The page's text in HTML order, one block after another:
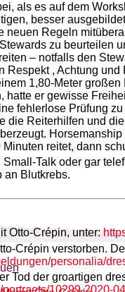
als es auf dem
besser
neuen Regeln
zu beurteilen
– notfalls den
Respekt , Achtung
1,80-Meter
hatte er gewisse
fehlerlose Prüfung
die Reiterhilfen und
Minuten reitet, dann
Small-Talk oder gar
an Blutkrebs.
Otto-Crépin, unter:
Crépin verstorben.
personalia/
Tod der groartigen